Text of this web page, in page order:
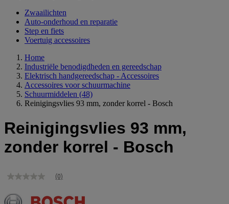
Zwaailichten
Auto-onderhoud en reparatie
Step en fiets
Voertuig accessoires
Home
Industriële benodigdheden en gereedschap
Elektrisch handgereedschap - Accessoires
Accessoires voor schuurmachine
Schuurmiddelen (48)
Reinigingsvlies 93 mm, zonder korrel - Bosch
Reinigingsvlies 93 mm,
zonder korrel - Bosch
Geen
Dezelfde
(0)